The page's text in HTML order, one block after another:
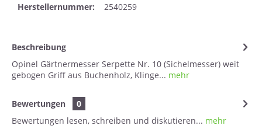
Herstellernummer:
2540259
Beschreibung
Opinel Gärtnermesser Serpette Nr. 10 (Sichelmesser) weit
gebogen Griff aus Buchenholz, Klinge... mehr
Bewertungen
0
Bewertungen lesen, schreiben und diskutieren... mehr